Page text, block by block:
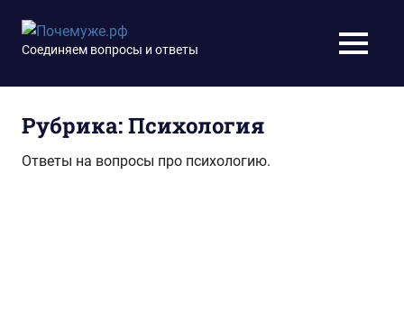
содержимому
Почемуже.рф
Соединяем вопросы и ответы МЕНЮ
Рубрика:Психология
Ответы на вопросы про психологию.